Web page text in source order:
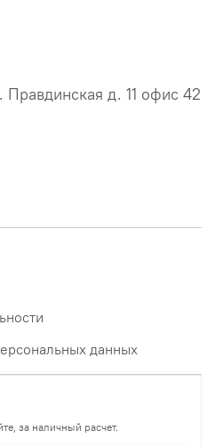
данных
д. 11 офис 42
за наличный расчет.